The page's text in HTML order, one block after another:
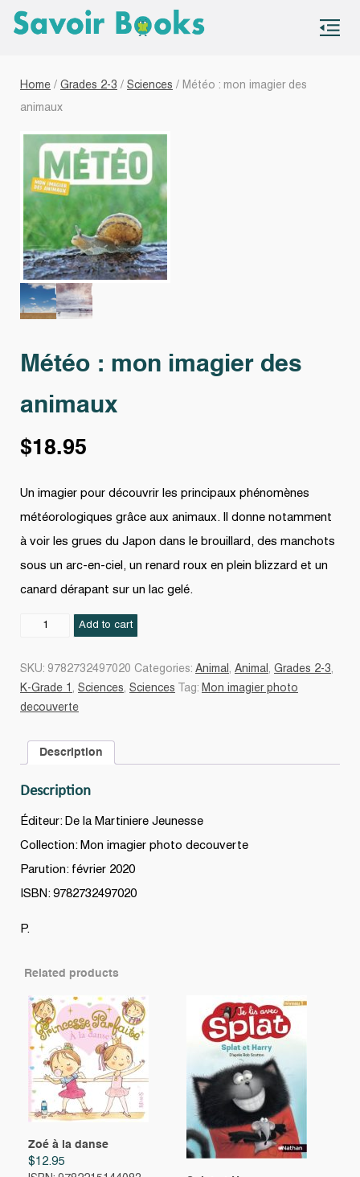
Home / Grades 2-3 / Sciences / Météo : mon imagier des
animaux
Météo : mon imagier des
animaux
$18.95
Un imagier pour découvrir les principaux phénomènes
météorologiques grâce aux animaux. Il donne notamment
à voir les grues du Japon dans le brouillard, des manchots
sous un arc-en-ciel, un renard roux en plein blizzard et un
canard dérapant sur un lac gelé.
Météo
Add to cart
SKU: 9782732497020 Categories: Animal , Animal , Grades 2-3,
K-Grade 1 , Sciences, Sciences Tag: Mon imagier photo
decouverte
Description
Description
Éditeur: De la Martiniere Jeunesse
Collection: Mon imagier photo decouverte
Parution: février 2020
ISBN: 9782732497020
P.
Related products
Zoé à la danse
$12.95